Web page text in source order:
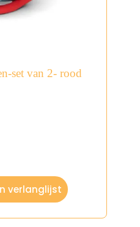
set van 2- rood
verlanglijst